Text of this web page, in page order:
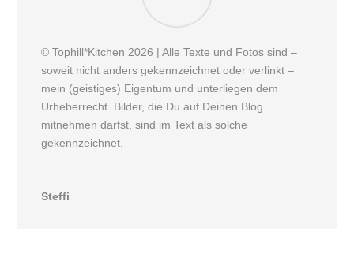
© Tophill*Kitchen 2026 | Alle Texte und Fotos sind –
soweit nicht anders gekennzeichnet oder verlinkt –
mein (geistiges) Eigentum und unterliegen dem
Urheberrecht. Bilder, die Du auf Deinen Blog
mitnehmen darfst, sind im Text als solche
gekennzeichnet.
Steffi